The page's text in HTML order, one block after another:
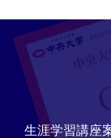
生涯学習講座